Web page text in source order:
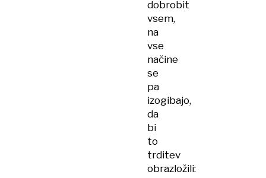
dobrobit
vsem,
na
vse
načine
se
pa
izogibajo,
da
bi
to
trditev
obrazložili: